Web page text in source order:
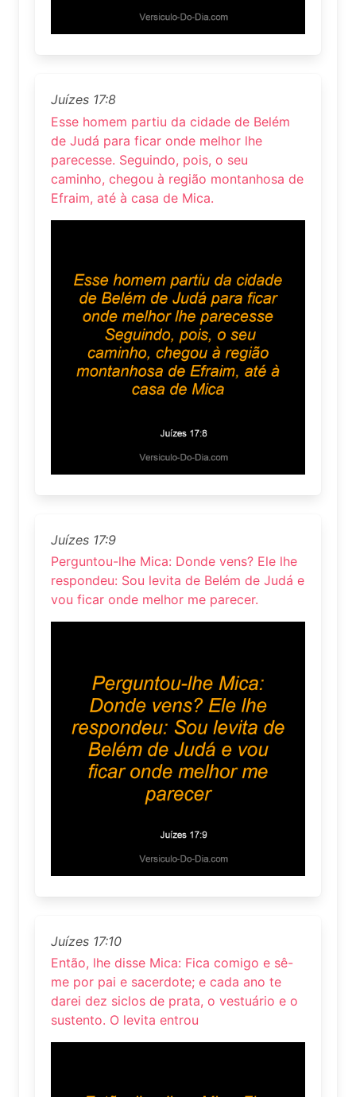
Juízes 17:8
Esse homem partiu da cidade de Belém
de Judá para ficar onde melhor lhe
parecesse. Seguindo, pois, o seu
caminho, chegou à região montanhosa de
Efraim, até à casa de Mica.
Juízes 17:9
Perguntou-lhe Mica: Donde vens? Ele lhe
respondeu: Sou levita de Belém de Judá e
vou ficar onde melhor me parecer.
Juízes 17:10
Então, lhe disse Mica: Fica comigo e sê-
me por pai e sacerdote; e cada ano te
darei dez siclos de prata, o vestuário e o
sustento. O levita entrou